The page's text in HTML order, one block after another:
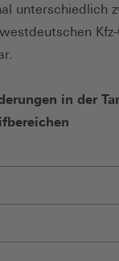
unterschiedlich
in der